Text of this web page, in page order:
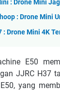
: Drone Mini
: Drone Mini
: Drone Mini 4K
E50
JJRC H37
yang